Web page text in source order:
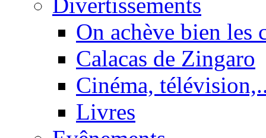
On achève bien les
Calacas de Zingaro
Cinéma,
Livres